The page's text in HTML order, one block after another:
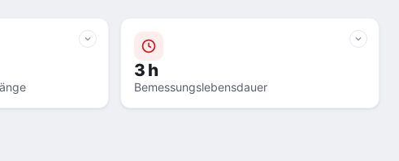
3 h
Bemessungslebensdauer